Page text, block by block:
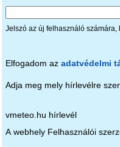
Jelszó az új felhasználó számára,
Elfogadom az adatvédelmi
Adja meg mely hírlevélre
vmeteo.hu hírlevél
A webhely Felhasználói